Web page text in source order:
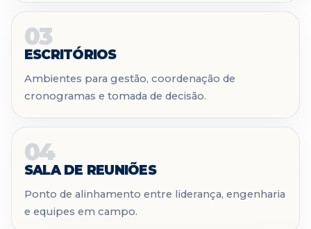
03
ESCRITÓRIOS
Ambientes para gestão, coordenação de
cronogramas e tomada de decisão.
04
SALA DE REUNIÕES
Ponto de alinhamento entre liderança, engenharia
e equipes em campo.